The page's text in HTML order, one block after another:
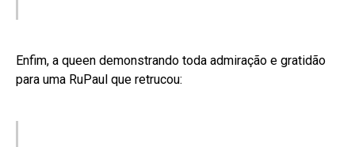
Enfim, a queen demonstrando toda admiração e gratidão
para uma RuPaul que retrucou: